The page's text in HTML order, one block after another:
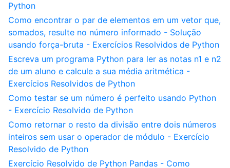
Python
Como encontrar o par de elementos em um vetor que,
somados, resulte no número informado - Solução
usando força-bruta - Exercícios Resolvidos de Python
Escreva um programa Python para ler as notas n1 e n2
de um aluno e calcule a sua média aritmética -
Exercícios Resolvidos de Python
Como testar se um número é perfeito usando Python
- Exercício Resolvido de Python
Como retornar o resto da divisão entre dois números
inteiros sem usar o operador de módulo - Exercício
Resolvido de Python
Exercício Resolvido de Python Pandas - Como